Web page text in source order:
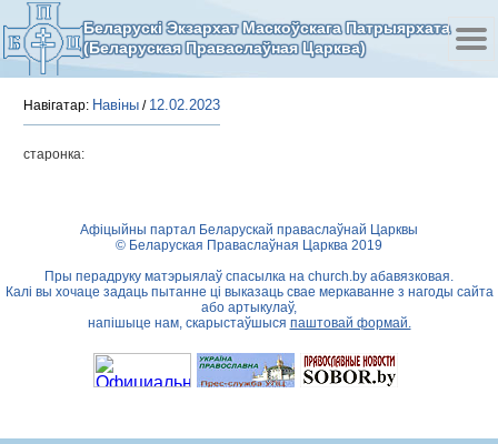
Беларускі Экзархат Маскоўскага Патрыярхата
(Беларуская Праваслаўная Царква)
Навігатар: Навіны / 12.02.2023
старонка:
Афіцыйны партал Беларускай праваслаўнай Царквы
© Беларуская Праваслаўная Царква 2019
Пры перадруку матэрыялаў спасылка на church.by абавязковая.
Калі вы хочаце задаць пытанне ці выказаць свае меркаванне з нагоды сайта
або артыкулаў,
напішыце нам, скарыстаўшыся паштовай формай.